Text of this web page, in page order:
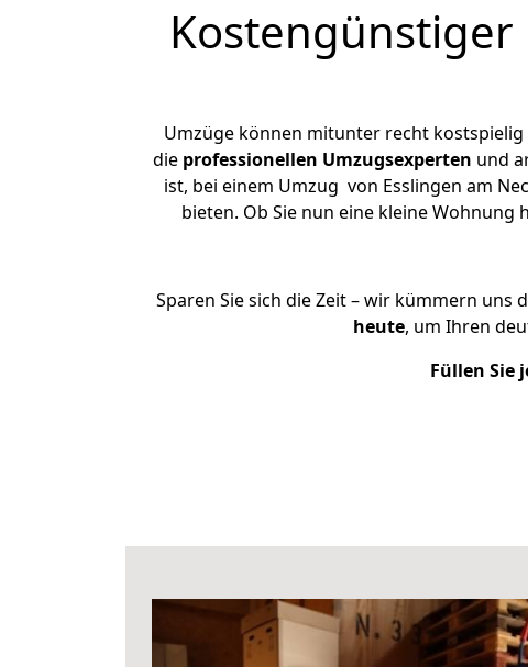
Kostengünstiger
Umzüge können mitunter recht
die professionellen Umzugsexperten und
ist, bei einem Umzug von Esslingen am
bieten. Ob Sie nun eine kleine Wohnung
Sparen Sie sich die Zeit – wir kümmern uns
heute, um Ihren
Füllen Sie